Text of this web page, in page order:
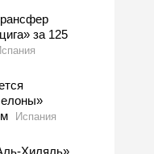
за 125
Испания
Хиляль»